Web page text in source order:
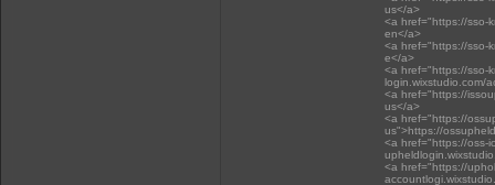
us</a>
<a href="https://sso-
en</a>
<a href="https://sso-
e</a>
<a href="https://sso-
login.wixstudio.com/
<a href="https://
us</a>
<a href="https://
us">https://
<a href="https://oss-
<a href="https://